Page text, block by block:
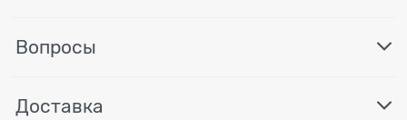
Вопросы
Доставка